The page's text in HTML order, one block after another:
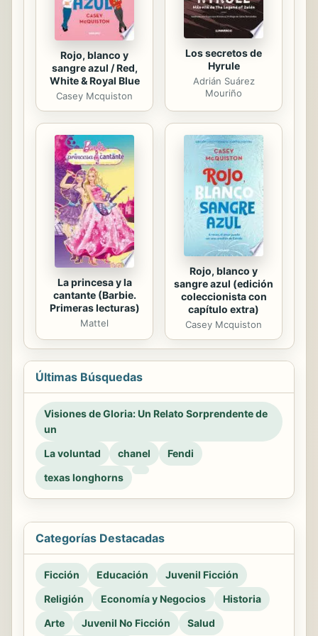
Rojo, blanco y
sangre azul / Red,
White & Royal Blue
Casey Mcquiston
Los secretos de
Hyrule
Adrián Suárez
Mouriño
La princesa y la
cantante (Barbie.
Primeras lecturas)
Mattel
Rojo, blanco y
sangre azul (edición
coleccionista con
capítulo extra)
Casey Mcquiston
Últimas Búsquedas
Visiones de Gloria: Un Relato Sorprendente de
un
La voluntad
chanel
Fendi
texas longhorns
Categorías Destacadas
Ficción Educación
Juvenil Ficción
Religión
Economía y Negocios
Historia
Arte
Juvenil No Ficción Salud